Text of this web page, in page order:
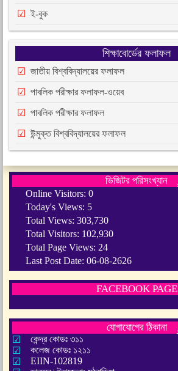
ই-বুক
শিক্ষাবোর্ডের ফলাফল
জাতীয় বিশ্ববিদ্যালয়ের ফলাফল
পাবলিক পরীক্ষার ফলাফল-ওয়েব
পাবলিক পরীক্ষার ফলাফল
উন্মুক্ত বিশ্ববিদ্যালয়ের ফলাফল
ভিজিটর পরিসংখ্যান
Online Visitors: 0
Today's Views: 5
Total Views: 303,730
Total Visitors: 102,930
Total Page Views: 24
Last Post Date: 06-08-2626
FACEBOOK PAGE
যোগাযোগের ঠিকানা
কেন্দ্র কোডঃ ৩১১
কলেজ কোডঃ ১২১১
EIIN-102819